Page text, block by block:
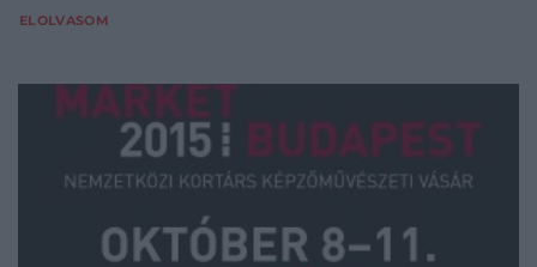
ELOLVASOM